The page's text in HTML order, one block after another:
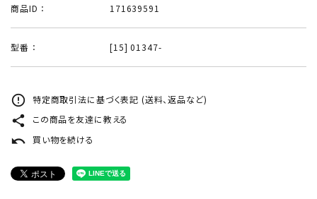
商品ID ： 171639591
型番 ： [15] 01347-
error_outline 特定商取引法に基づく表記 (送料、返品など)
share この商品を友達に教える
undo 買い物を続ける